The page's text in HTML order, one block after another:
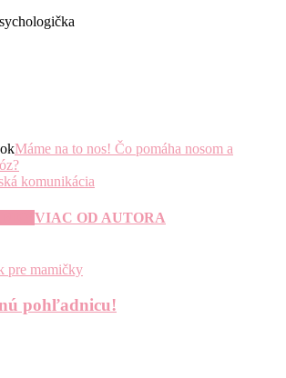
Máme na to nos! Čo pomáha nosom a
komunikácia
VIAC OD AUTORA
pre mamičky
pohľadnicu!